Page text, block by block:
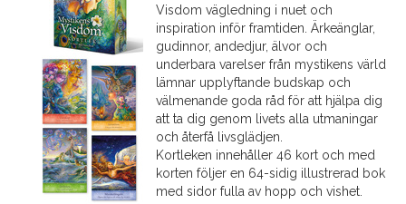
Visdom vägledning i nuet och
inspiration inför framtiden. Ärkeänglar,
gudinnor, andedjur, älvor och
underbara varelser från mystikens värld
lämnar upplyftande budskap och
välmenande goda råd för att hjälpa dig
att ta dig genom livets alla utmaningar
och återfå livsglädjen.
Kortleken innehåller 46 kort och med
korten följer en 64-sidig illustrerad bok
med sidor fulla av hopp och vishet.